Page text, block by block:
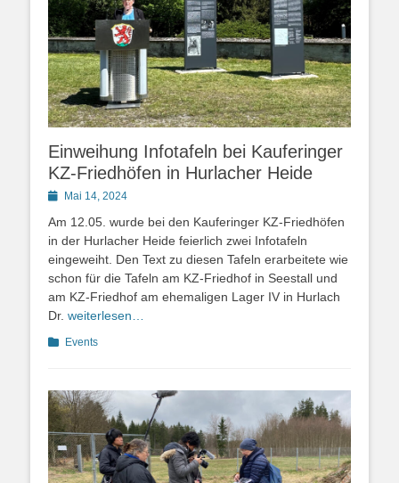
Einweihung Infotafeln bei Kauferinger
KZ-Friedhöfen in Hurlacher Heide
PostedMai 14, 2024
Am 12.05. wurde bei den Kauferinger KZ-Friedhöfen
in der Hurlacher Heide feierlich zwei Infotafeln
eingeweiht. Den Text zu diesen Tafeln erarbeitete wie
schon für die Tafeln am KZ-Friedhof in Seestall und
am KZ-Friedhof am ehemaligen Lager IV in Hurlach
Dr. weiterlesen…
Kategorien
Events